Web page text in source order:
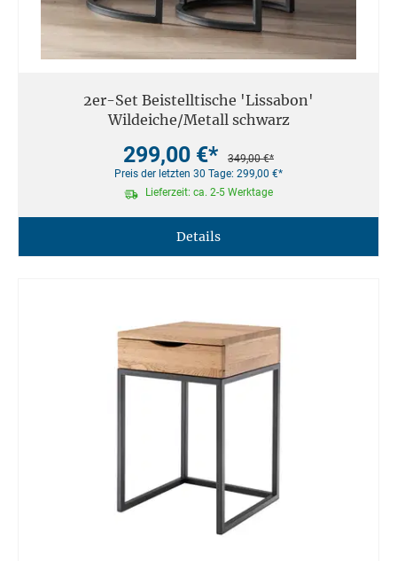
2er-Set Beistelltische 'Lissabon'
Wildeiche/Metall schwarz
299,00 €*
349,00 €*
Preis der letzten 30 Tage: 299,00 €*
Lieferzeit: ca. 2-5 Werktage
Details